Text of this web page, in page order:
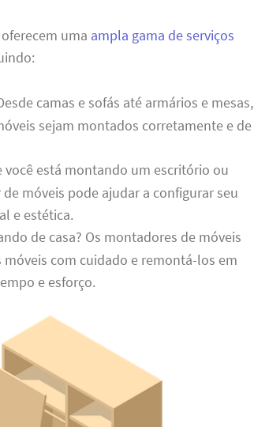
uma ampla gama de serviços
camas e sofás até armários e mesas,
sejam montados corretamente e de
você está montando um escritório ou
móveis pode ajudar a configurar seu
e estética.
de casa? Os montadores de móveis
com cuidado e remontá-los em
e esforço.